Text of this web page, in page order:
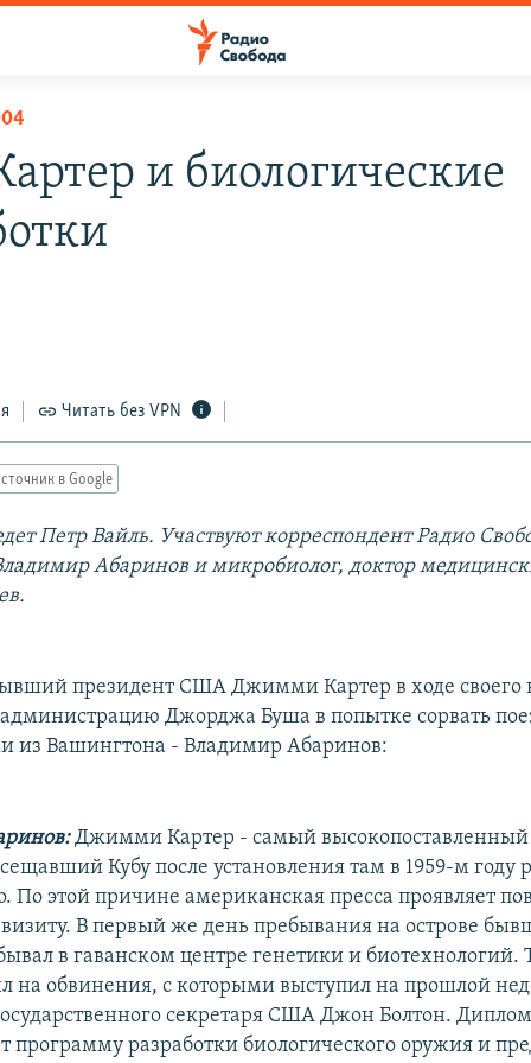
и биологические
Читать без VPN
в Google
Петр Вайль. Участвуют корреспондент Радио
Абаринов и микробиолог, доктор
президент США Джимми Картер в ходе своего
Джорджа Буша в попытке сорвать
из Вашингтона - Владимир Абаринов:
Джимми Картер - самый
Кубу после установления там в 1959-м году
По этой причине американская пресса проявляет
визиту. В первый же день пребывания на острове
в гаванском центре генетики и
на обвинения, с которыми выступил на прошлой
секретаря США Джон Болтон.
программу разработки биологического оружия и